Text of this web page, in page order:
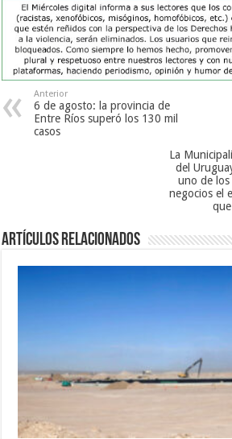
Anterior
6 de agosto: la provincia de
Entre Ríos superó los 130 mil
casos
La
del
uno de
negocios el
Artículos Relacionados